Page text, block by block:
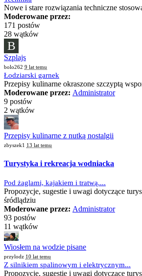
Nowe i stare rozwiązania techniczne
Moderowane przez:
171 postów
28 wątków
B
Szplajs
bolo262 9 lat temu
Łodziarski garnek
Przepisy kulinarne okraszone szczyptą
Moderowane przez: Administrator
9 postów
2 wątków
Przepisy kulinarne z nutką nostalgii
zbyszek1 13 lat temu
Turystyka i rekreacja wodniacka
Pod żaglami, kajakiem i tratwą....
Propozycje, sugestie i uwagi dotyczące
śródlądziu
Moderowane przez: Administrator
93 postów
11 wątków
Wiosłem na wodzie pisane
przylodz 10 lat temu
Z silnikiem spalinowym i elektrycznym...
Propozycje, sugestie i uwagi dotyczące